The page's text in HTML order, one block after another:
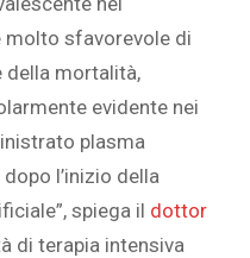
molto sfavorevole di
della mortalità,
evidente nei
plasma
l’inizio della
spiega il dottor
di terapia intensiva